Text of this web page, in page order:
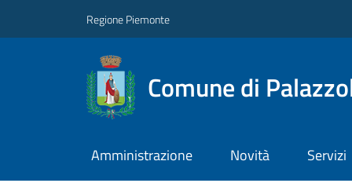
Regione Piemonte
Comune di
Amministrazione Novità Servizi